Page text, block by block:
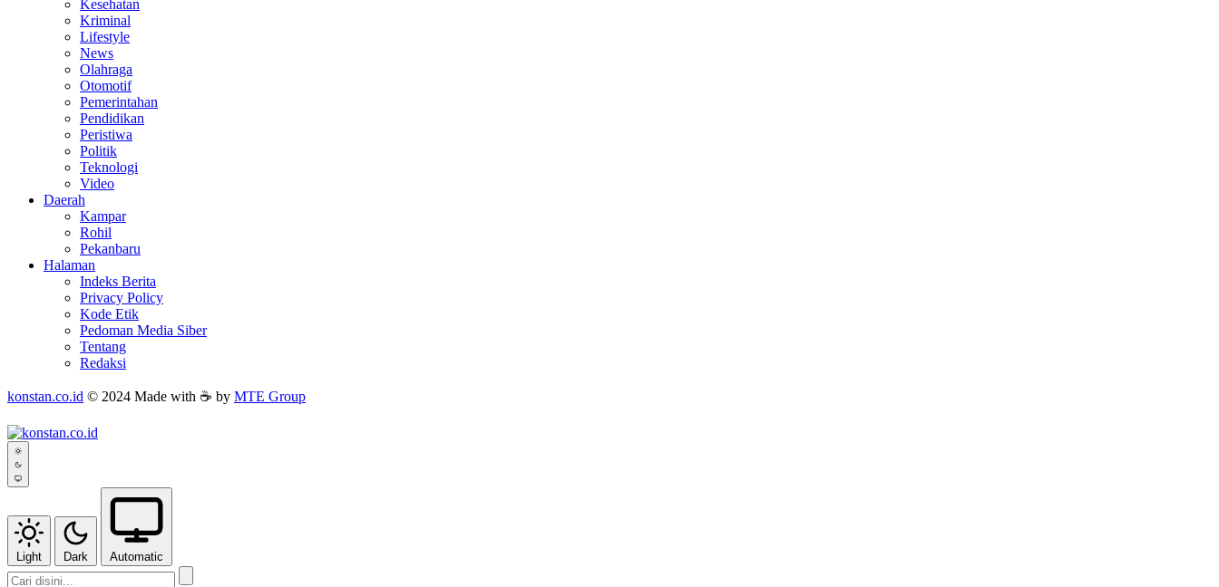
Kesehatan
Kriminal
Lifestyle
News
Olahraga
Otomotif
Pemerintahan
Pendidikan
Peristiwa
Politik
Teknologi
Video
Daerah
Kampar
Rohil
Pekanbaru
Halaman
Indeks Berita
Privacy Policy
Kode Etik
Pedoman Media Siber
Tentang
Redaksi
konstan.co.id © 2024 Made with ☕ by MTE Group
Light Dark Automatic